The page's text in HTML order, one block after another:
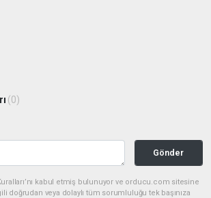
(0)
Gönder
kabul etmiş bulunuyor ve orducu.com sitesine
doğrudan veya dolaylı tüm sorumluluğu tek başınıza